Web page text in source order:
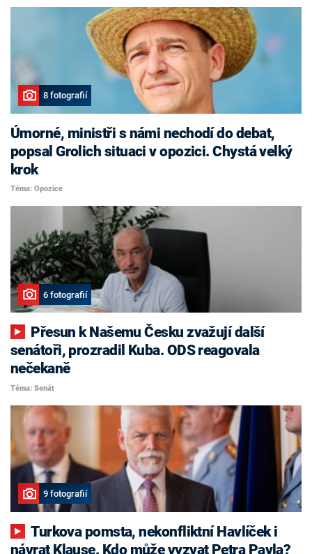
8 fotografií
Úmorné, ministři s námi nechodí do debat,
popsal Grolich situaci v opozici. Chystá velký
krok
Téma: Opozice
6 fotografií
senátoři, prozradil Kuba. ODS reagovala
nečekaně
Téma: Senát
9 fotografií
Turkova pomsta, nekonfliktní Havlíček i
návrat Klause. Kdo může vyzvat Petra Pavla?